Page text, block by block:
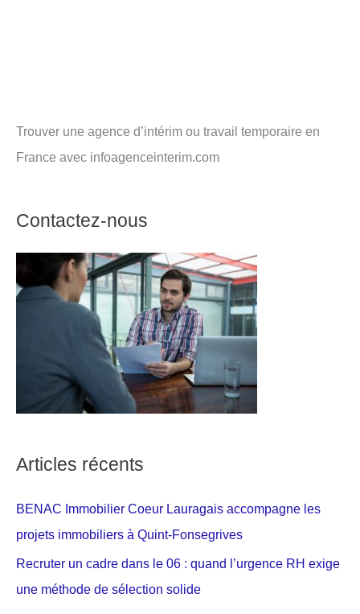
Trouver une agence d’intérim ou travail temporaire en
France avec infoagenceinterim.com
Contactez-nous
Articles récents
BENAC Immobilier Coeur Lauragais accompagne les
projets immobiliers à Quint-Fonsegrives
Recruter un cadre dans le 06 : quand l’urgence RH exige
une méthode de sélection solide